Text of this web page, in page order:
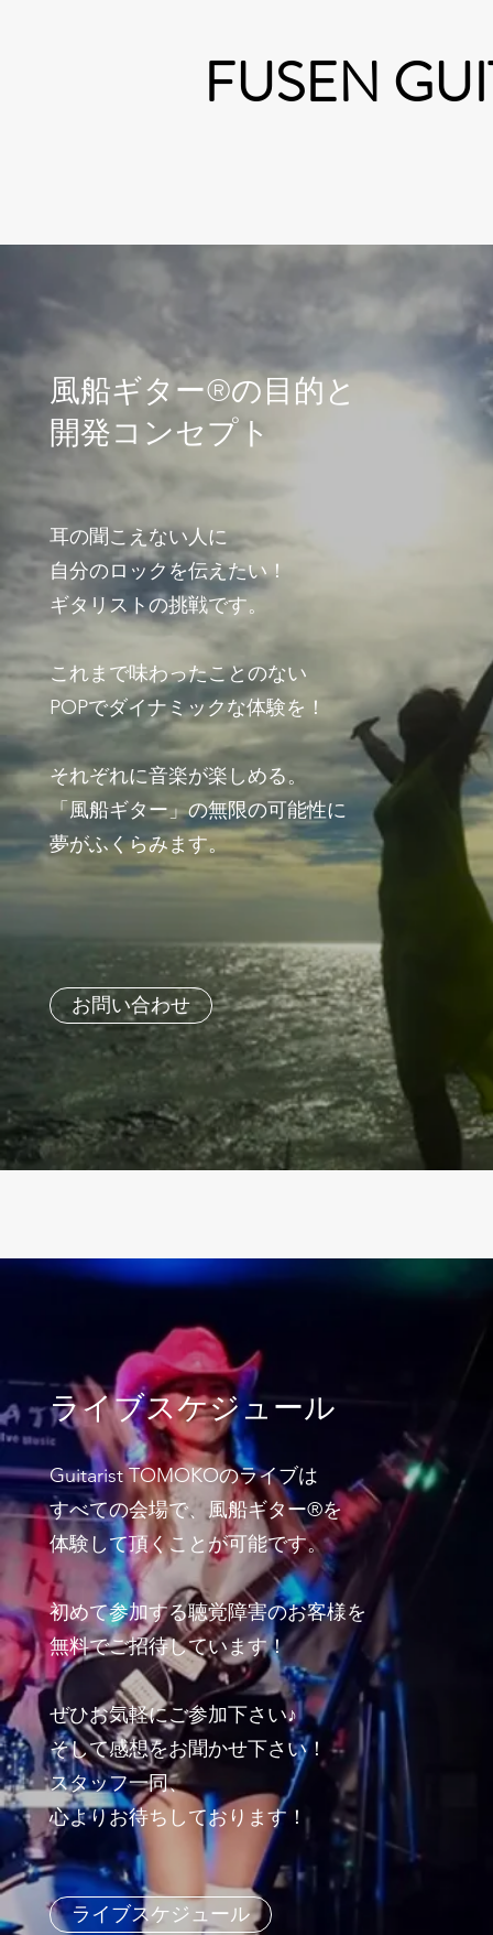
FUSEN
ライブスケジュール
Guitarist TOMOKOのライブは
すべての会場で、​風船ギター®を
体験して頂くことが可能です。
初めて参加する聴覚障害のお客様を
無料でご招待しています！
ぜひお気軽にご参加下さい♪
そして感想をお聞かせ下さい！​
スタッフ一同、
心よりお待ちしております！
ライブスケジュール
風船ギター®の目的と
開発コンセプト
耳の聞こえない人に
自分のロックを伝えたい！
ギタリストの挑戦です。
これまで味わったことのない
POPでダイナミックな体験を！​
それぞれに音楽が楽しめる。
「風船ギター」の無限の可能性に
夢がふくらみます。
お問い合わせ